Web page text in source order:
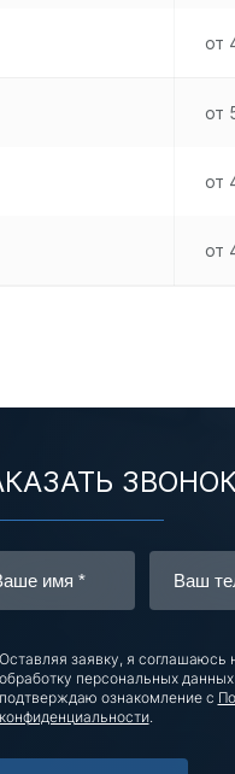
от
от
от
от
ЗВОНОК
Оставляя заявку, я соглашаюсь
обработку персональных
подтверждаю ознакомление с
конфиденциальности.